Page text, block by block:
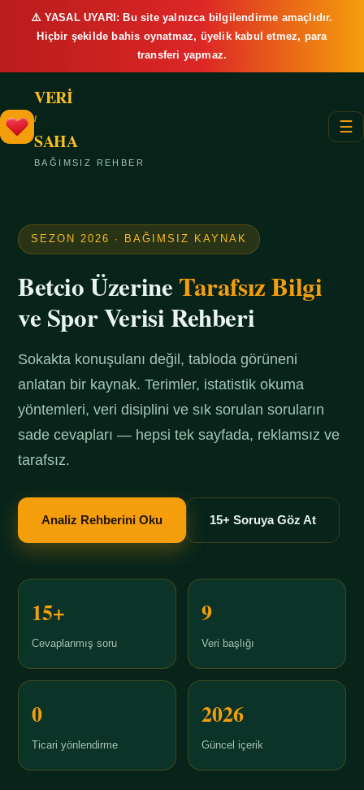
⚠️ YASAL UYARI: Bu site yalnızca bilgilendirme amaçlıdır.
Hiçbir şekilde bahis oynatmaz, üyelik kabul etmez, para
transferi yapmaz.
VERİ
/
SAHA
BAĞIMSIZ REHBER
☰
SEZON 2026 · BAĞIMSIZ KAYNAK
Betcio ÜzerineTarafsız Bilgi
ve Spor Verisi Rehberi
Sokakta konuşulanı değil, tabloda görüneni
anlatan bir kaynak. Terimler, istatistik okuma
yöntemleri, veri disiplini ve sık sorulan soruların
sade cevapları — hepsi tek sayfada, reklamsız ve
tarafsız.
Analiz Rehberini Oku 15+ Soruya Göz At
15+
Cevaplanmış soru
9
Veri başlığı
0
Ticari yönlendirme
2026
Güncel içerik